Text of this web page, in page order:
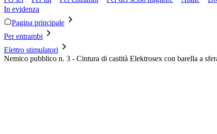
In evidenza
Pagina principale
Per entrambi
Elettro stimulatori
Nemico pubblico n. 3 - Cintura di castità Elektrosex con barella a